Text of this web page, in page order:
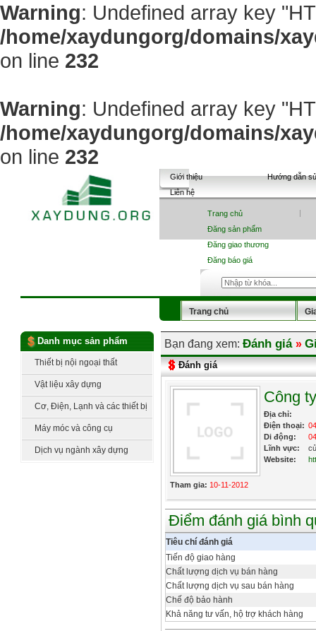
Warning: Undefined array key
/home/xaydungorg/domains/
on line 232
Warning: Undefined array key
/home/xaydungorg/domains/
on line 232
Giới thiệu
Hướng dẫn
Liên hệ
Trang chủ
Đăng sản phẩm
Đăng giao thương
Đăng báo giá
Trang chủ
Sản phẩm Tin tức
Báo giá vật liệu
Danh mục sản phẩm
Thiết bị nội ngoại thất
Vật liệu xây dựng
Cơ, Điện, Lạnh và các thiết bị
công nghệ
Máy móc và công cụ
Dịch vụ ngành xây dựng
Bạn đang xem: Đánh giá »
Đánh giá
Tham gia: 10-11-2012
Công
Địa chỉ:
Điện thoại:
Di động:
Lĩnh vực:
Website:
Điểm đánh giá bình
Tiêu chí đánh giá
Tiến độ giao hàng
Chất lượng dịch vụ bán hàng
Chất lượng dịch vụ sau bán hàng
Chế độ bảo hành
Khả năng tư vấn, hộ trợ khách hàng